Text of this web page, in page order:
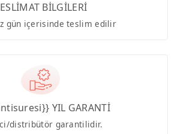
BİLGİLERİ
gün içerisinde teslim edilir
YIL GARANTİ
distribütör garantilidir.